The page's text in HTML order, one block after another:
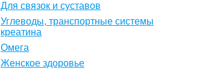
Для связок и суставов
Углеводы, транспортные системы
креатина
Омега
Женское здоровье